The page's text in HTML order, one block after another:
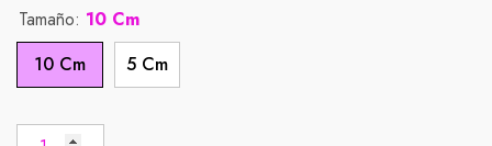
Tamaño: 10 Cm
10 Cm
5 Cm